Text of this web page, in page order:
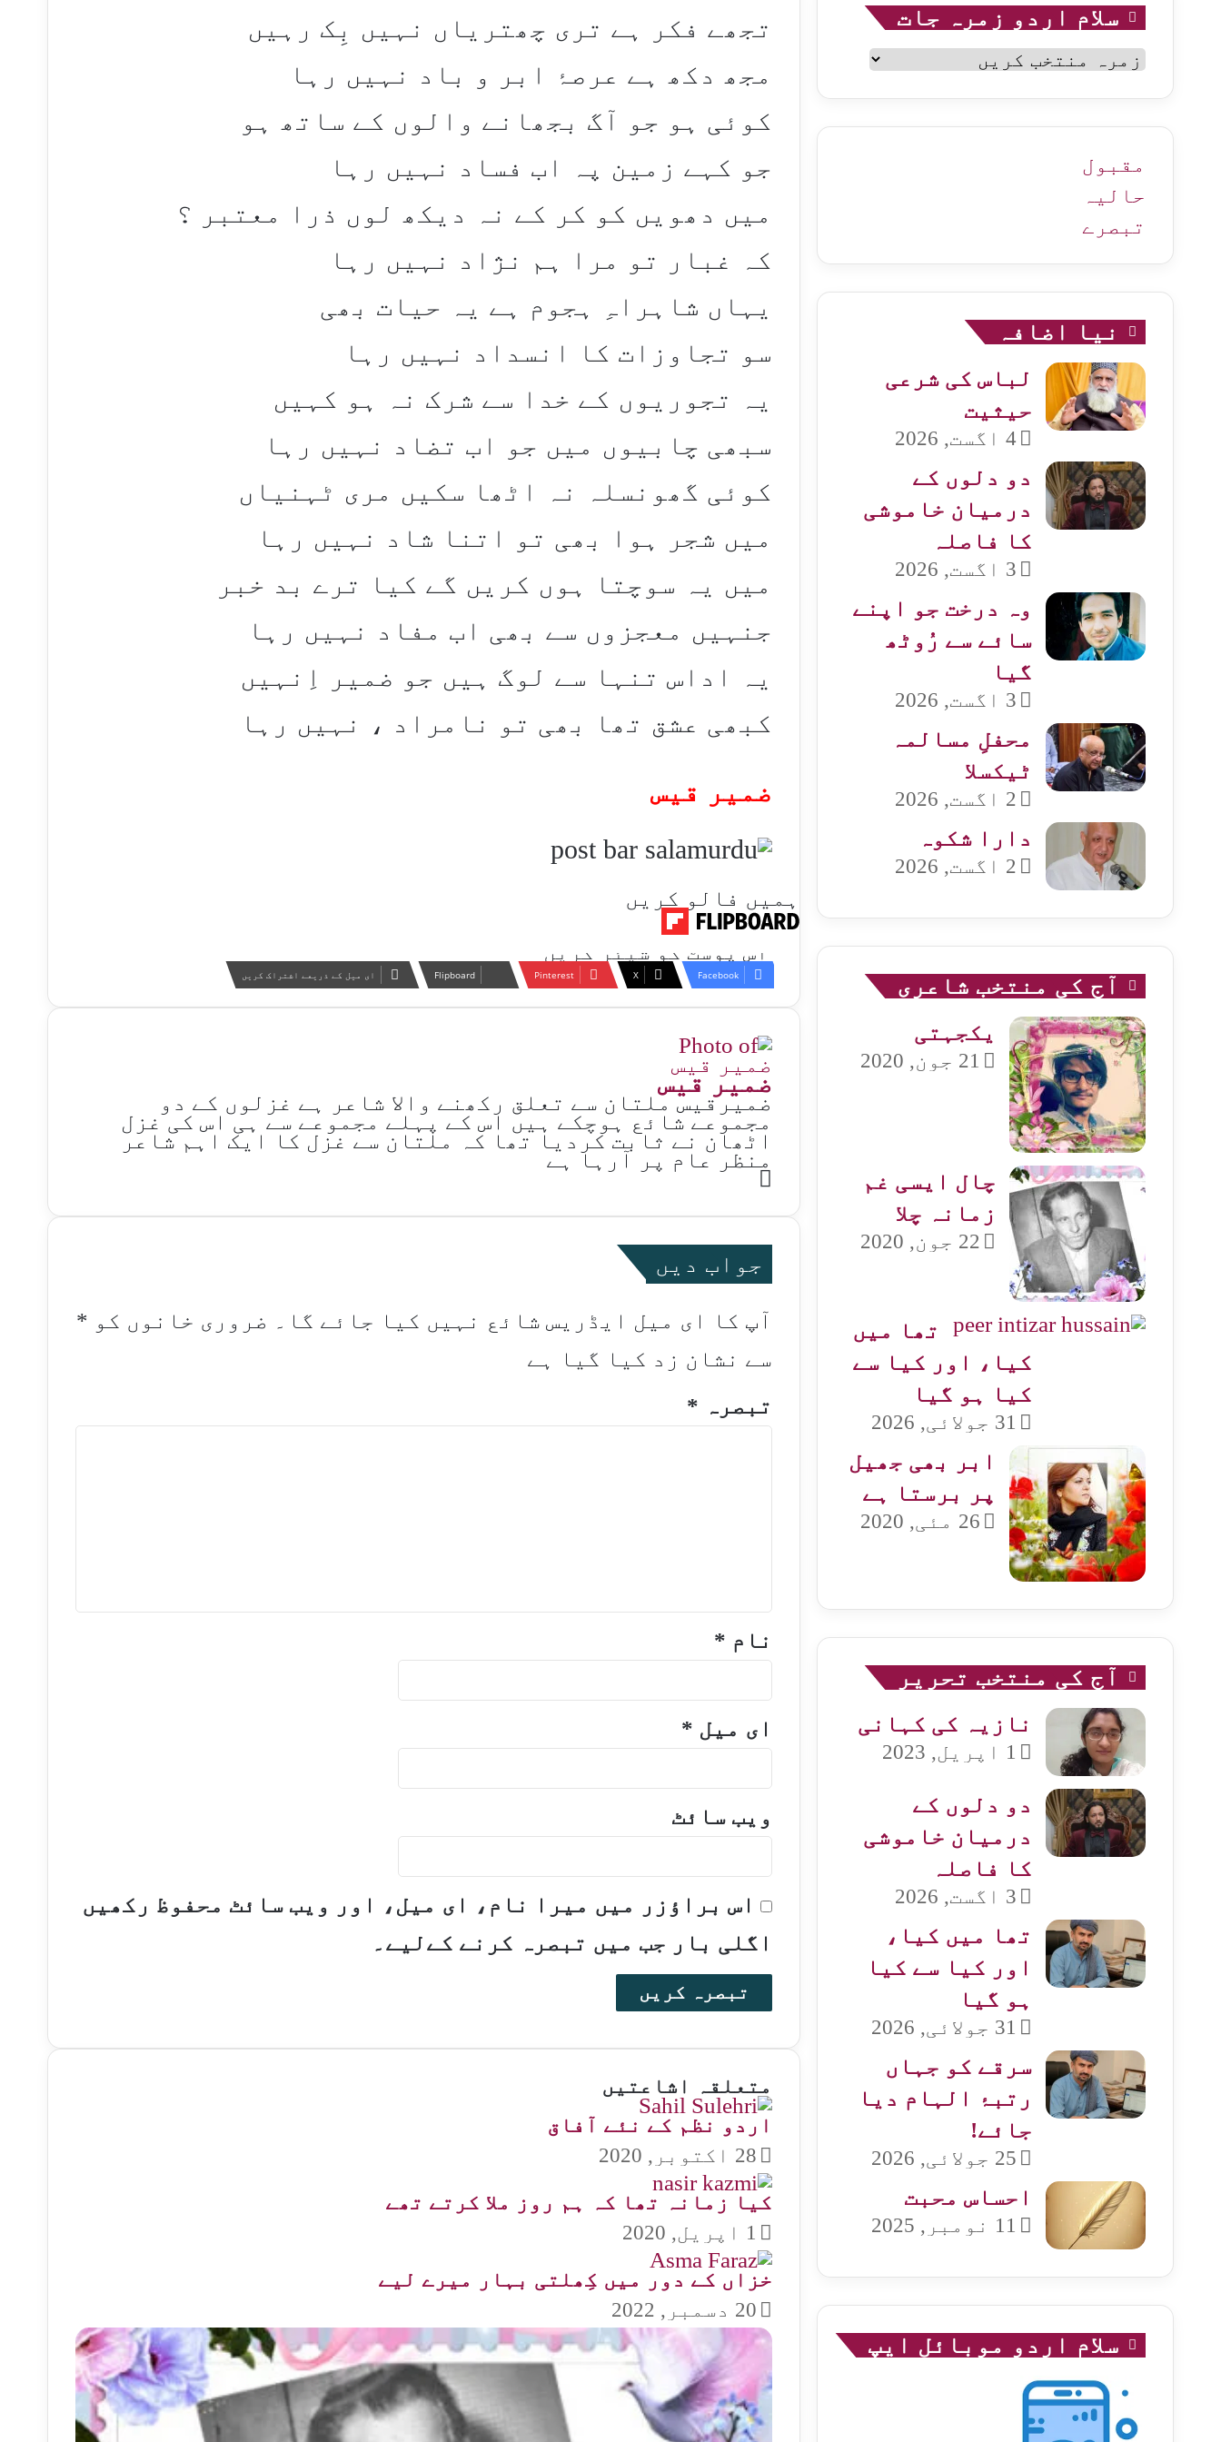
تجھے فکر ہے تری چھتریاں نہیں بِک رہیں
مجھ دکھ ہے عرصۂ ابر و باد نہیں رہا
کوئی ہو جو آگ بجھانے والوں کے ساتھ ہو
جو کہے زمین پہ اب فساد نہیں رہا
میں دھویں کو کر کے نہ دیکھ لوں ذرا معتبر ؟
کہ غبار تو مرا ہم نژاد نہیں رہا
یہاں شاہراہِ ہجوم ہے یہ حیات بھی
سو تجاوزات کا انسداد نہیں رہا
یہ تجوریوں کے خدا سے شرک نہ ہو کہیں
سبھی چابیوں میں جو اب تضاد نہیں رہا
کوئی گھونسلہ نہ اٹھا سکیں مری ٹہنیاں
میں شجر ہوا بھی تو اتنا شاد نہیں رہا
میں یہ سوچتا ہوں کریں گے کیا ترے بد خبر
جنہیں معجزوں سے بھی اب مفاد نہیں رہا
یہ اداس تنہا سے لوگ ہیں جو ضمیر اِنہیں
کبھی عشق تھا بھی تو نامراد ، نہیں رہا
ضمیر قیس
ہمیں فالو کریں
اس پوسٹ کو شیئر کریں
Facebook
X
Pinterest
Flipboard ای میل کے ذریعے اشتراک کریں
ضمیر قیس
ضمیرقیس ملتان سے تعلق رکھنے والا شاعر ہے غزلوں کے دو
مجموعے شائع ہوچکے ہیں اس کے پہلے مجموعے سے ہی اس کی غزل
اٹھان نے ثابت کردیا تھا کہ ملتان سے غزل کا ایک اہم شاعر
منظر عام پر آرہا ہے
Website
جواب دیں
آپ کا ای میل ایڈریس شائع نہیں کیا جائے گا۔ ضروری خانوں کو *
سے نشان زد کیا گیا ہے
تبصرہ *
نام *
ای میل *
ویب‌ سائٹ
اس براؤزر میں میرا نام، ای میل، اور ویب سائٹ محفوظ رکھیں
اگلی بار جب میں تبصرہ کرنے کےلیے۔
متعلقہ اشاعتیں
اردو نظم کے نئے آفاق
28 اکتوبر, 2020
کیا زمانہ تھا کہ ہم روز ملا کرتے تھے
1 اپریل, 2020
خزاں کے دور میں کِھلتی بہار میرے لیے
20 دسمبر, 2022
سلام اردو زمرہ جات
سلام
اردو
زمرہ
مقبول
حالیہ
تبصرے
نیا اضافہ
لباس کی شرعی
حیثیت
4 اگست, 2026
دو دلوں کے
درمیان خاموشی
کا فاصلہ
3 اگست, 2026
وہ درخت جو اپنے
سائے سے رُوٹھ
گیا
3 اگست, 2026
محفلِ مسالمہ
ٹیکسلا
2 اگست, 2026
دارا شکوہ
2 اگست, 2026
آج کی منتخب شاعری
یکجہتی
21 جون, 2020
چال ایسی غم
زمانہ چلا
22 جون, 2020
تھا میں
کیا، اور کیا سے
کیا ہو گیا
31 جولائی, 2026
ابر بھی جھیل
پر برستا ہے
26 مئی, 2020
آج کی منتخب تحریر
نازیہ کی کہانی
1 اپریل, 2023
دو دلوں کے
درمیان خاموشی
کا فاصلہ
3 اگست, 2026
تھا میں کیا،
اور کیا سے کیا
ہو گیا
31 جولائی, 2026
سرقے کو جہاں
رتبۂ الہام دیا
جائے!
25 جولائی, 2026
احساس محبت
11 نومبر, 2025
سلام اردو موبائل ایپ